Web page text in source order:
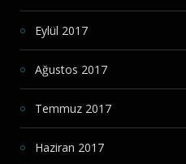
Eylül 2017
Ağustos 2017
Temmuz 2017
Haziran 2017